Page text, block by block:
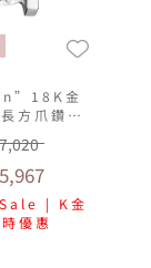
金
方爪鑽石
花工藝)
| K金
優惠